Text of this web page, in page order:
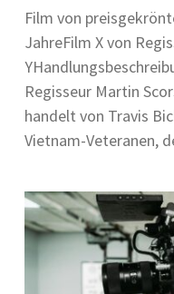
Film von
JahreFilm X von
Regisseur Martin
handelt von Travis
Vietnam-Veteranen,